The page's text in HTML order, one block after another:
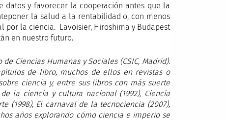
y favorecer la cooperación antes que la
la salud a la rentabilidad o, con menos
por la ciencia. Lavoisier, Hiroshima y Budapest
en nuestro futuro.
Ciencias Humanas y Sociales (CSIC, Madrid).
de libro, muchos de ellos en revistas o
ciencia y, entre sus libros con más suerte
la ciencia y cultura nacional (1992), Ciencia
(1998), El carnaval de la tecnociencia (2007),
años explorando cómo ciencia e imperio se